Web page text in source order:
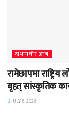
दाेभानचाैर आज
रामेछापमा
बृहत् सांस्कृतिक
JULY 6, 2026